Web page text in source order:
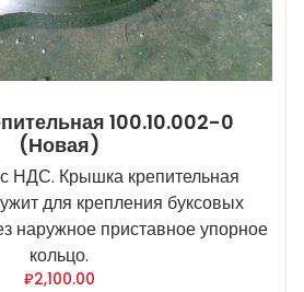
100.10.002-0
(новая)
НДС. Крышка крепительная
для крепления буксовых
наружное приставное упорное
кольцо.
₽2,100.00